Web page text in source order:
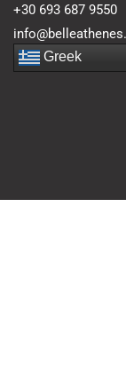
+30 693 687 9550
Greek